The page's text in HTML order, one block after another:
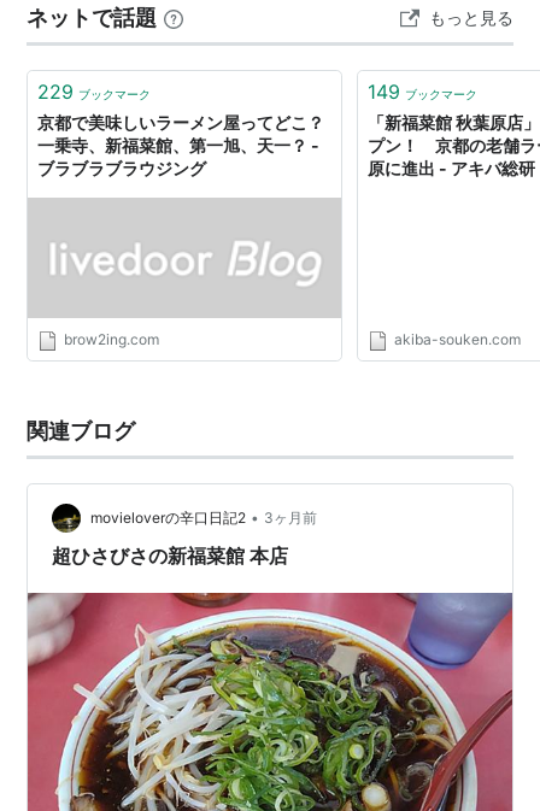
だと思います。こちらに伺ったならラーメンだけでなく
チャーハンも食べたいので、「中華そば（小）＋焼きめ
し（小）」の小小セット（1,2…
ネットで話題 もっと見る
229 ブックマーク
京都で美味しいラーメン屋ってどこ？
一乗寺、新福菜館、第一旭、天一？ -
ブラブラブラウジング
brow2ing.com
149 ブックマーク
「新福菜館 秋葉原店
プン！ 京都の老舗ラ
原に進出 - アキバ総研
akiba-souken.com
関連ブログ
movieloverの辛口日記2 • 3ヶ月前
超ひさびさの新福菜館 本店